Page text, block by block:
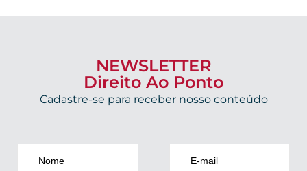
NEWSLETTER
Direito Ao Ponto
Cadastre-se para receber nosso conteúdo